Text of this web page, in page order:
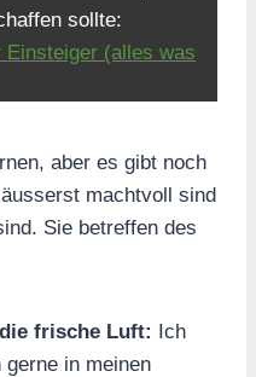
sollte:
Einsteiger (alles was
aber es gibt noch
machtvoll sind
Sie betreffen des
frische Luft: Ich
gerne in meinen